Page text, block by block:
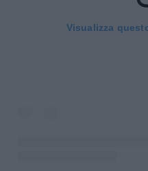
Visualizza